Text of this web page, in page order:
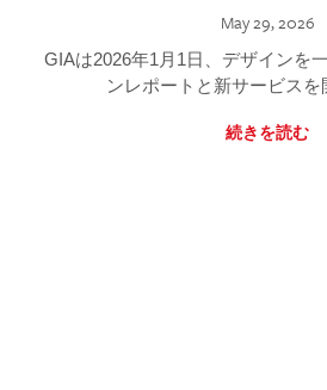
May 29, 2026
GIAは2026年1月1日、デザインを
ンレポートと新サービスを
続きを読む